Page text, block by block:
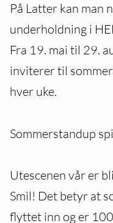
På Latter kan man
underholdning i
Fra 19. mai til 29.
inviterer til
hver uke.
Sommerstandup
Utescenen vår er
Smil! Det betyr at
flyttet inn og er